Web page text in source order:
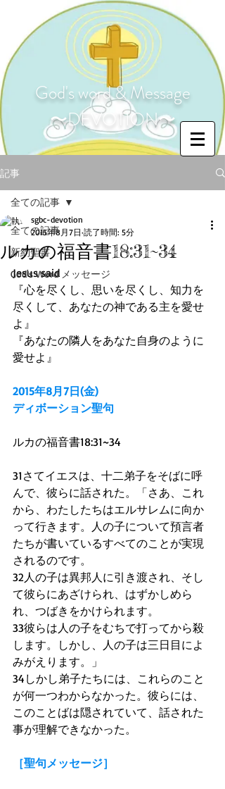
God's word & Message
〜DEVOTION〜
記事
全ての記事
新約聖書
God's Word メッセージ
全ての記事
ルカの福音書18:31~34
sgbc-devotion
2015年8月7日 読了時間: 5分
Jesus said
『心を尽くし、思いを尽くし、知力を
尽くして、あなたの神である主を愛せ
よ』
『あなたの隣人をあなた自身のように
愛せよ』
2015年8月7日(金)
ディボーション聖句
ルカの福音書18:31~34
31さてイエスは、十二弟子をそばに呼
んで、彼らに話された。「さあ、これ
から、わたしたちはエルサレムに向か
って行きます。人の子について預言者
たちが書いているすべてのことが実現
されるのです。
32人の子は異邦人に引き渡され、そし
て彼らにあざけられ、はずかしめら
れ、つばきをかけられます。
33彼らは人の子をむちで打ってから殺
します。しかし、人の子は三日目によ
みがえります。」
34しかし弟子たちには、これらのこと
が何一つわからなかった。彼らには、
このことばは隠されていて、話された
事が理解できなかった。
［聖句メッセージ］